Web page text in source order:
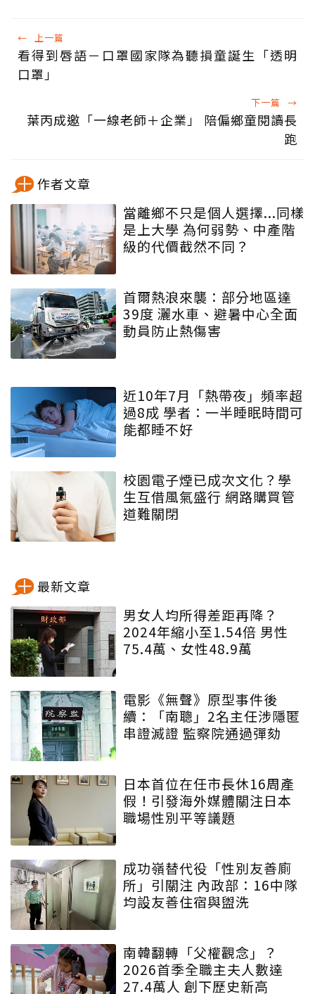
← 上一篇
看得到唇語－口罩國家隊為聽損童誕生「透明
口罩」
下一篇 →
葉丙成邀「一線老師＋企業」 陪偏鄉童閱讀長
跑
作者文章
當離鄉不只是個人選擇...同樣
是上大學 為何弱勢、中產階
級的代價截然不同？
首爾熱浪來襲：部分地區達
39度 灑水車、避暑中心全面
動員防止熱傷害
近10年7月「熱帶夜」頻率超
過8成 學者：一半睡眠時間可
能都睡不好
校園電子煙已成次文化？學
生互借風氣盛行 網路購買管
道難關閉
最新文章
男女人均所得差距再降？
2024年縮小至1.54倍 男性
75.4萬、女性48.9萬
電影《無聲》原型事件後
續：「南聰」2名主任涉隱匿
串證滅證 監察院通過彈劾
日本首位在任市長休16周產
假！引發海外媒體關注日本
職場性別平等議題
成功嶺替代役「性別友善廁
所」引關注 內政部：16中隊
均設友善住宿與盥洗
南韓翻轉「父權觀念」？
2026首季全職主夫人數達
27.4萬人 創下歷史新高